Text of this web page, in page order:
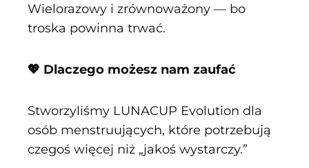
Wielorazowy i zrównoważony — bo
troska powinna trwać.
💖 Dlaczego możesz nam zaufać
Stworzyliśmy LUNACUP Evolution dla
osób menstruujących, które potrzebują
czegoś więcej niż „jakoś wystarczy.”